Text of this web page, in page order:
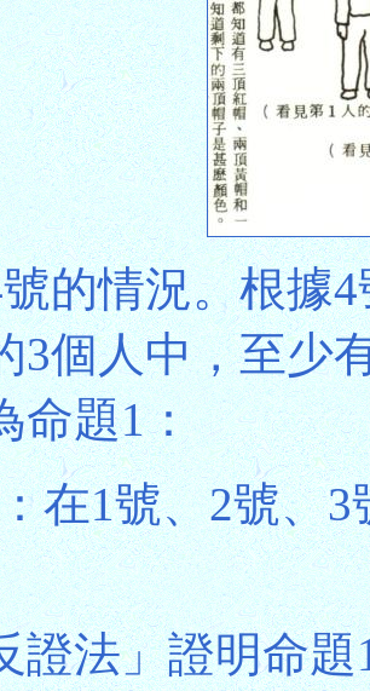
的情況。根據
3個人中，至少
命題1：
在1號、2號、
證法」證明命